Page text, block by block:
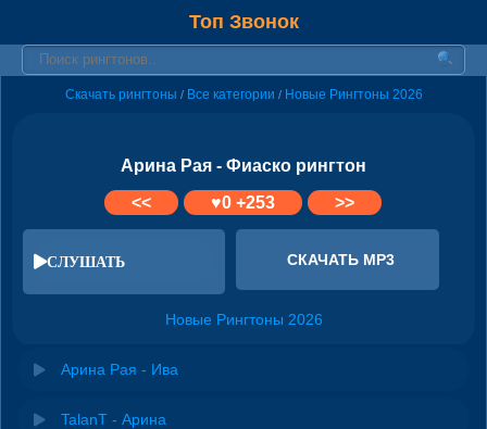
Топ Звонок
Скачать рингтоны / Все категории / Новые Рингтоны 2026
Арина Рая - Фиаско рингтон
<<
♥0+253 >>
СЛУШАТЬ СКАЧАТЬ MP3
Новые Рингтоны 2026
Арина Рая - Ива
TalanT - Арина